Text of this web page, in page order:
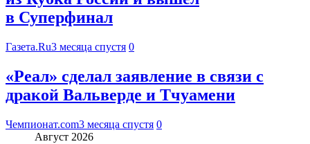
в Суперфинал
Газета.Ru3 месяца спустя 0
«Реал» сделал заявление в связи с
дракой Вальверде и Тчуамени
Чемпионат.com3 месяца спустя 0
Август 2026